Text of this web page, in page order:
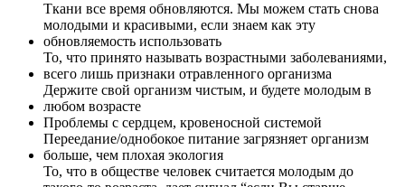
Ткани все время обновляются. Мы можем стать снова
молодыми и красивыми, если знаем как эту
обновляемость использовать
То, что принято называть возрастными заболеваниями,
всего лишь признаки отравленного организма
Держите свой организм чистым, и будете молодым в
любом возрасте
Проблемы с сердцем, кровеносной системой
Переедание/однобокое питание загрязняет организм
больше, чем плохая экология
То, что в обществе человек считается молодым до